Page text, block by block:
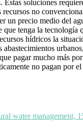
soluciones
no
un precio medio del
tenga la
hídricos la
pagar mucho más
no pagan por
water management,